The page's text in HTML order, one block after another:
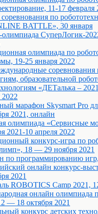
11-17 февраля
по
BATTLE», 30 января
СуперЛогик-
олимпиада по
19-25 января 2022
образовательной
«ДЕТалька –
2022
марафон Skysmart Pro
2021, онлайн
олимпиада «Сервисные
2021-10 апреля 2022
конкурс-игра по
18 — 29 ноября 2021
по программированию игр,
онлайн конкурс-
2021
ROBOTICS Camp 2021,
онлайн олимпиада
— 18 октября 2021
конкурс детских